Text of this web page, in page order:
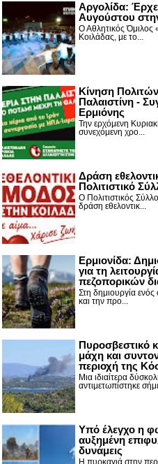
Αργολίδα:
Αυγούστου
Ο Αθλητικός Όμιλος
Κοιλάδας, με το...
Κίνηση
Παλαιστίνη -
Ερμιόνης
Την ερχόμενη
συνεχόμενη χρο...
Δράση
Πολιτιστικό
Ο Πολιτιστικός
δράση εθελοντικ...
Ερμιονίδα:
για τη
πεζοπορικών
Στη δημιουργία ενός
και την προ...
Πυροσβεστικό
μάχη και
περιοχή της
Μια ιδιαίτερα
αντιμετωπίστηκε
Υπό έλεγχο η
αυξημένη
δυνάμεις